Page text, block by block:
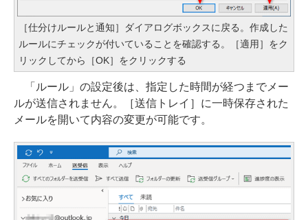
［仕分けルールと通知］ダイアログボックスに戻る。作成した
ルールにチェックが付いていることを確認する。［適用］をク
リックしてから［OK］をクリックする
「ルール」の設定後は、指定した時間が経つまでメー
ルが送信されません。［送信トレイ］に一時保存された
メールを開いて内容の変更が可能です。